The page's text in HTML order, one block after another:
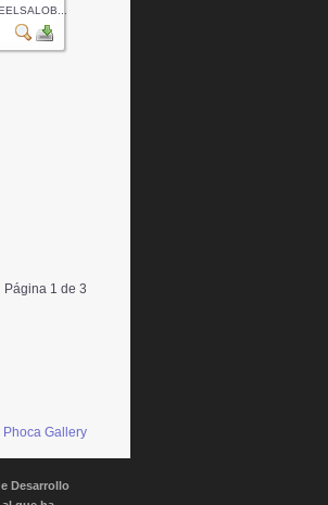
Página 1 de 3
Phoca Gallery
Desarrollo